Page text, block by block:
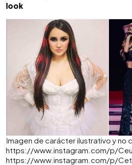
look
Imagen de carácter ilustrativo y no
https://www.instagram.com/p/
https://www.instagram.com/p/